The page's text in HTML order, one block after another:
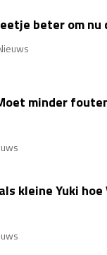
beter om
minder
kleine Yuki